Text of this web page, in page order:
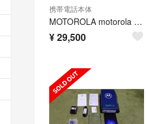
携帯電話本体
MOTOROLA motorola edge 50s pro バ…
¥29,500